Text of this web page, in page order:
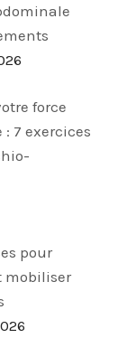
force
7 exercices
pour
mobiliser